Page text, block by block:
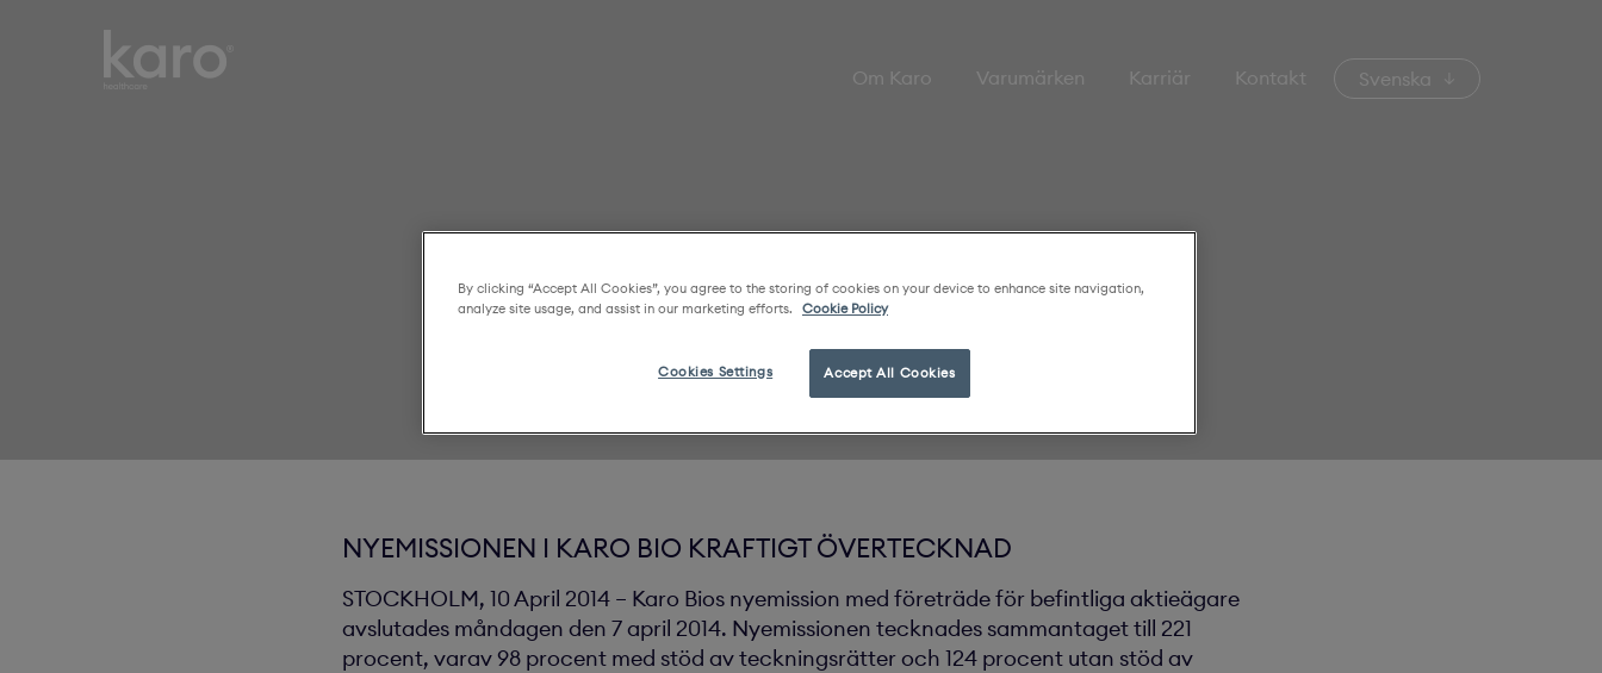
Karo
Healthcare
Smart choices for
everyday healthcare
Om Karo Varumärken Karriär Kontakt Svenska
NYEMISSIONEN I KARO BIO KRAFTIGT ÖVERTECKNAD
STOCKHOLM, 10 April 2014 – Karo Bios nyemission med företräde för befintliga aktieägare
avslutades måndagen den 7 april 2014. Nyemissionen tecknades sammantaget till 221
procent, varav 98 procent med stöd av teckningsrätter och 124 procent utan stöd av
By clicking “Accept All Cookies”, you agree to the storing of cookies on your device to enhance site navigation,
analyze site usage, and assist in our marketing efforts.
Cookie Policy
Accept All Cookies
Cookies Settings